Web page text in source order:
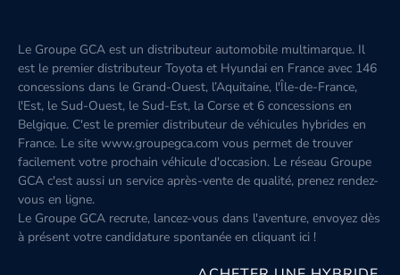
Le Groupe GCA est un distributeur automobile multimarque. Il
est le premier distributeur Toyota et Hyundai en France avec 146
concessions dans le Grand-Ouest, l’Aquitaine, l'Île-de-France,
l'Est, le Sud-Ouest, le Sud-Est, la Corse et 6 concessions en
Belgique. C'est le premier distributeur de véhicules hybrides en
France. Le site www.groupegca.com vous permet de trouver
facilement votre prochain véhicule d'occasion. Le réseau Groupe
GCA c'est aussi un service après-vente de qualité, prenez rendez-
vous en ligne.
Le Groupe GCA recrute, lancez-vous dans l'aventure, envoyez dès
à présent votre candidature spontanée en cliquant ici !